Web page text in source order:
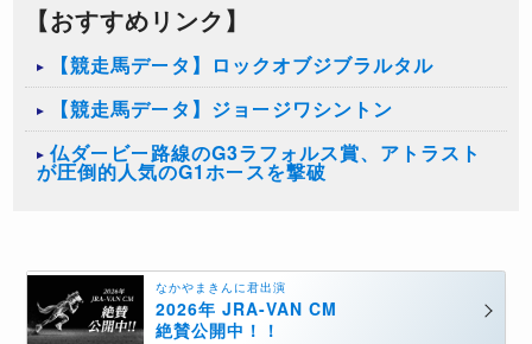
【おすすめリンク】
【競走馬データ】ロックオブジブラルタル
【競走馬データ】ジョージワシントン
仏ダービー路線のG3ラフォルス賞、アトラスト
が圧倒的人気のG1ホースを撃破
なかやまきんに君出演
2026年 JRA-VAN CM
絶賛公開中！！